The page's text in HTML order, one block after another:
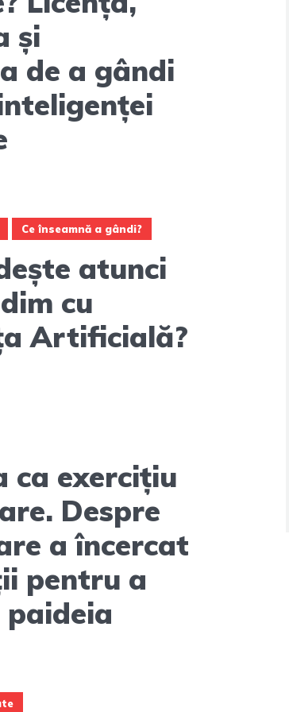
și
de a gândi
Ce înseamnă a gândi?
atunci
cu
Artificială?
ca exercițiu
Despre
a încercat
pentru a